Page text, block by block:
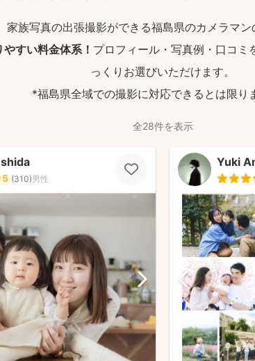
家族写真の出張撮影ができる福島県のカメラマン
すい料金体系！ プロフィール・写真例・口コミ
っくりお選びいただけます。
*福島県全域での撮影に対応できるとは限り
全28件を表示
5 (310)男性
Yuki